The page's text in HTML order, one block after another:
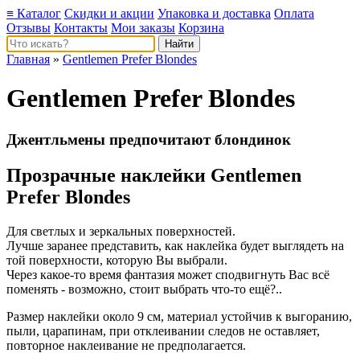
≡ Каталог Скидки и акции Упаковка и доставка Оплата
Отзывы Контакты Мои заказы Корзина
Главная » Gentlemen Prefer Blondes
Gentlemen Prefer Blondes
Джентльмены предпочитают блондинок
Прозрачные наклейки Gentlemen
Prefer Blondes
Для светлых и зеркальных поверхностей.
Лучше заранее представить, как наклейка будет выглядеть на
той поверхности, которую Вы выбрали.
Через какое-то время фантазия может сподвигнуть Вас всё
поменять - возможно, стоит выбрать что-то ещё?..
Размер наклейки около 9 см, материал устойчив к выгоранию,
пыли, царапинам, при отклеивании следов не оставляет,
повторное наклеивание не предполагается.